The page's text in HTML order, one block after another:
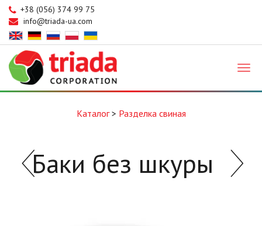
+38 (056) 374 99 75
info@triada-ua.com
Каталог> Разделка свиная
Баки без шкуры